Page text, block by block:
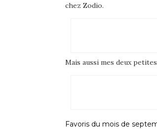
chez Zodio.
Mais aussi mes deux
Favoris du mois de